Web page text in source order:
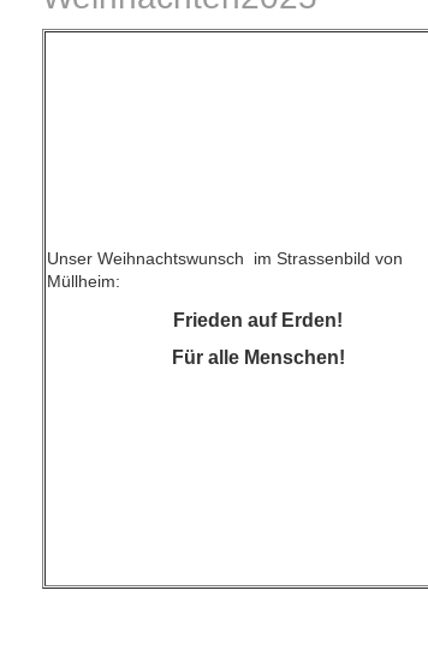
Unser Weihnachtswunsch im Strassenbild von
Müllheim:
Frieden auf Erden!
Für alle Menschen!